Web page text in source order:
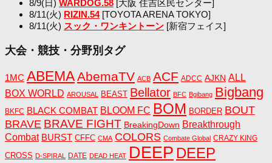
8/9(日) WARDOG.58 [大阪 住吉区民センター]
8/11(火) RIZIN.54[TOYOTA ARENA TOKYO]
8/11(火) スック・ワンキントーン [新宿フェイス]
大会・競技・分野別タグ
1MC ABEMAAbemaTV ACB ACF ADCC AJKN ALL
BOX WORLD AROUSAL BEAST Bellator BFC Bgibang Bigbang
BKFC BLACK COMBAT BLOOM FC BOM BORDER BOUT
BRAVE BRAVE FIGHT BreakingDown Breakthrough
Combat BURST CFFC CMA COLORS Combate Global CRAZY KING
CROSS D-SPIRAL DATE DEAD HEAT DEEP DEEP